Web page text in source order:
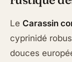
Le Carassin
cyprinidé
douces